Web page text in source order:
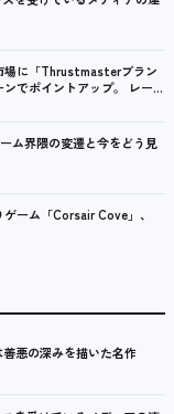
場に「Thrustmasterブラン
でポイントアップ。 レーシ
中心に、幅広くラインナッ
ム界隈の変遷と今をどう見
ーム「Corsair Cove」、
悪の深みを描いた名作